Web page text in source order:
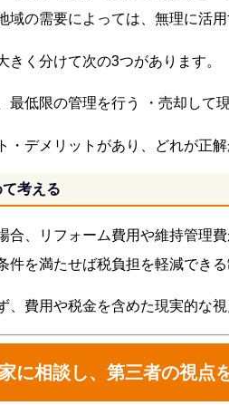
域の需要によっては、無理に活
きく分けて次の3つがあります。
最低限の管理を行う ・売却して
・デメリットがあり、どれが正
考える
合、リフォーム費用や維持管理
件を満たせば税負担を軽減でき
、費用や税金を含めた現実的な
に相談し、第三者の視点